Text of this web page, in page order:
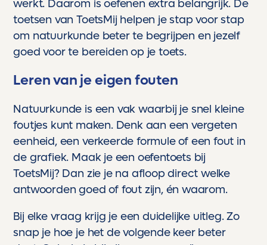
- Topkwaliteit geen rommel, geen gokwerk,
maar echt professioneel materiaal waar
scholen jaloers op zouden zijn.
Voor ons is Toetsmij niet zomaar een
ontwikkeling van onze kinderen. Een stille
kracht die hen helpt groeien, bloeien en boven
zichzelf uitstijgen.
En als trotse ouder kan ik maar één ding
zeggen:
Dankjewel, Toetsmij. Jullie maken écht het
verschil.
werkt. Daarom is oefenen extra belangrijk. De
toetsen van ToetsMij helpen je stap voor stap
om natuurkunde beter te begrijpen en jezelf
goed voor te bereiden op je toets.
Leren van je eigen fouten
Natuurkunde is een vak waarbij je snel kleine
foutjes kunt maken. Denk aan een vergeten
eenheid, een verkeerde formule of een fout in
de grafiek. Maak je een oefentoets bij
ToetsMij? Dan zie je na afloop direct welke
antwoorden goed of fout zijn, én waarom.
Bij elke vraag krijg je een duidelijke uitleg. Zo
snap je hoe je het de volgende keer beter